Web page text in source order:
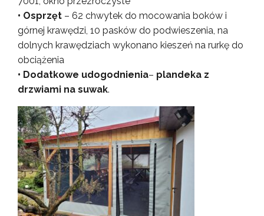
• Osprzęt – 62 chwytek do mocowania boków i
górnej krawędzi, 10 pasków do podwieszenia, na
dolnych krawędziach wykonano kieszeń na rurkę do
obciążenia
• Dodatkowe udogodnienia– plandeka z
drzwiami na suwak.